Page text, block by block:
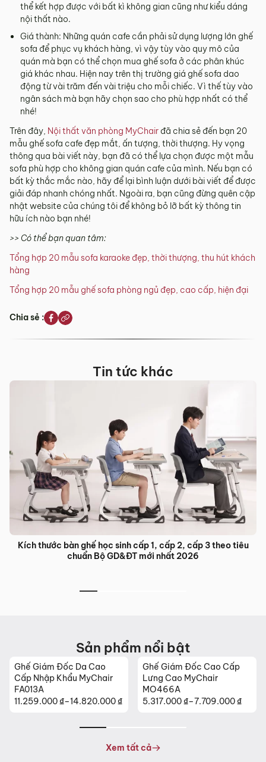
thể kết hợp được với bất kì không gian cũng như kiểu dáng
nội thất nào.
Giá thành: Những quán cafe cần phải sử dụng lượng lớn ghế
sofa để phục vụ khách hàng, vì vậy tùy vào quy mô của
quán mà bạn có thể chọn mua ghế sofa ở các phân khúc
giá khác nhau. Hiện nay trên thị trường giá ghế sofa dao
động từ vài trăm đến vài triệu cho mỗi chiếc. Vì thế tùy vào
ngân sách mà bạn hãy chọn sao cho phù hợp nhất có thể
nhé!
Trên đây, Nội thất văn phòng MyChair đã chia sẻ đến bạn 20
mẫu ghế sofa cafe đẹp mắt, ấn tượng, thời thượng. Hy vọng
thông qua bài viết này, bạn đã có thể lựa chọn được một mẫu
sofa phù hợp cho không gian quán cafe của mình. Nếu bạn có
bất kỳ thắc mắc nào, hãy để lại bình luận dưới bài viết để được
giải đáp nhanh chóng nhất. Ngoài ra, bạn cũng đừng quên cập
nhật website của chúng tôi để không bỏ lỡ bất kỳ thông tin
hữu ích nào bạn nhé!
>> Có thể bạn quan tâm:
Tổng hợp 20 mẫu sofa karaoke đẹp, thời thượng, thu hút khách
hàng
Tổng hợp 20 mẫu ghế sofa phòng ngủ đẹp, cao cấp, hiện đại
Chia sẻ :
Tin tức khác
Bàn ghế đào tạo trung tâm ngoại ngữ: Giải pháp nội thất tối
Sản phẩm nổi bật
Ghế Giám Đốc Cao Cấp
Lưng Cao MyChair
MO466A
5.317.000₫–7.709.000₫
Khoảng
Ghế Da Cao Cấp Nhập
Khẩu MyChair NO131B
26.630.000₫
Xem tất cả